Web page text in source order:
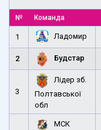
№ Команда
1 Ладомир
2 Будстар
3
Лідер зб.
Полтавської
обл
МСК